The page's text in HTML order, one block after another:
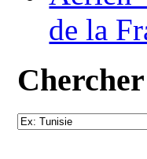
de la